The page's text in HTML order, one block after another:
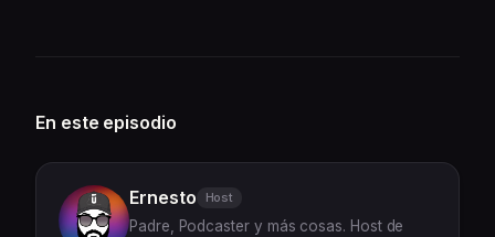
En este episodio
Ernesto Host
Padre, Podcaster y más cosas. Host de